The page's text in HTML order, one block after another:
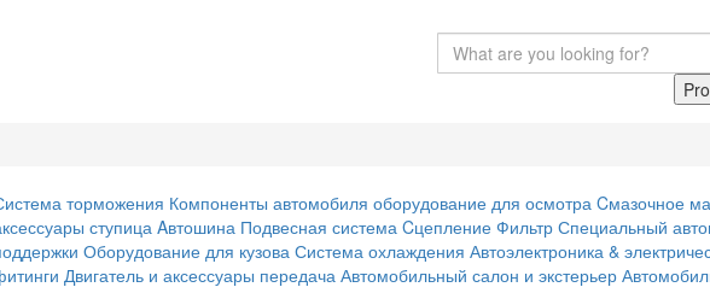
торможения Компоненты автомобиля оборудование для осмотра Cмазочное
ступица Aвтошина Подвесная система Cцепление Фильтр Специальный
Оборудование для кузова Система охлаждения Автоэлектроника &
Двигатель и аксессуары передача Автомобильный салон и экстерьер